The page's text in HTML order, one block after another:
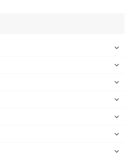
50